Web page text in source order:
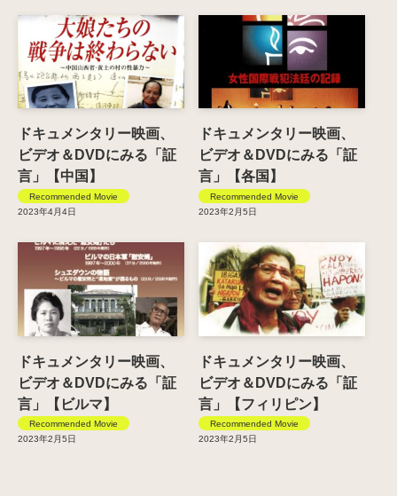
ドキュメンタリー映画、
ビデオ＆DVDにみる「証
言」【中国】
Recommended Movie
2023年4月4日
ドキュメンタリー映画、
ビデオ＆DVDにみる「証
言」【各国】
Recommended Movie
2023年2月5日
ドキュメンタリー映画、
ビデオ＆DVDにみる「証
言」【ビルマ】
Recommended Movie
2023年2月5日
ドキュメンタリー映画、
ビデオ＆DVDにみる「証
言」【フィリピン】
Recommended Movie
2023年2月5日